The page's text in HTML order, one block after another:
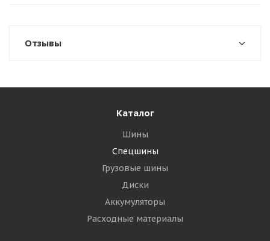
Отзывы
Каталог
Шины
Спецшины
Грузовые шины
Диски
Аккумуляторы
Расходные материалы